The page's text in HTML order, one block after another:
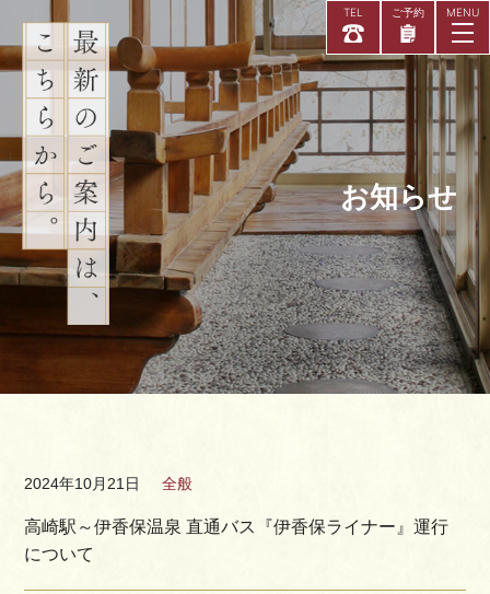
当館について
お部屋
アクセス
お知らせ
よくある質問
お問い合わせ
Facebook
お知らせ
2024年10月21日 全般
高崎駅～伊香保温泉 直通バス『伊香保ライナー』運行
について
TEL ご予約